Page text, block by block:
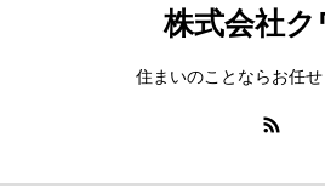
株式会社ク
住まいのことならお任せ